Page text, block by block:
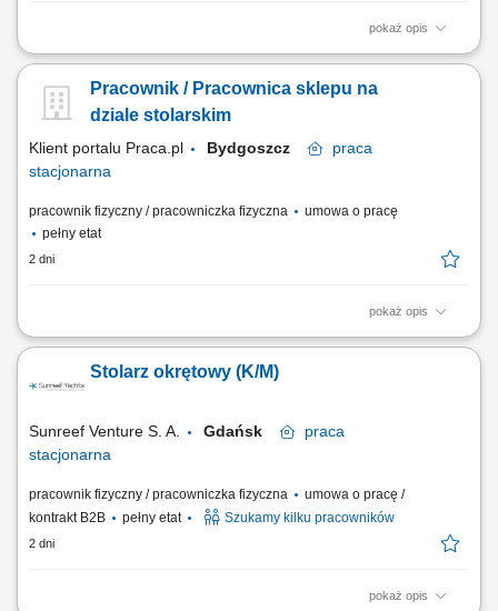
pokaż opis
Zakres obowiązków: praca z drewnem przy produkcji drzwi
obsługa elektronarzędzi i maszyn produkcyjnych; mile widziane
uprawnienia na wózek widłowy;
Pracownik / Pracownica sklepu na
dziale stolarskim
Klient portalu Praca.pl Bydgoszcz
praca
stacjonarna
pracownik fizyczny / pracowniczka fizyczna
umowa o pracę
pełny etat
2 dni
pokaż opis
Profesjonalna obróbka materiałów drzewnych, w tym precyzyjne
Kompleksowe doradztwo techniczne oraz aktywna sprzedaż
asortymentu i usług dodatkowych. Budowanie pozytywnych
Stolarz okrętowy (K/M)
Sunreef Venture S. A. Gdańsk
praca
stacjonarna
pracownik fizyczny / pracowniczka fizyczna
umowa o pracę /
kontrakt B2B
pełny etat Szukamy kilku pracowników
2 dni
pokaż opis